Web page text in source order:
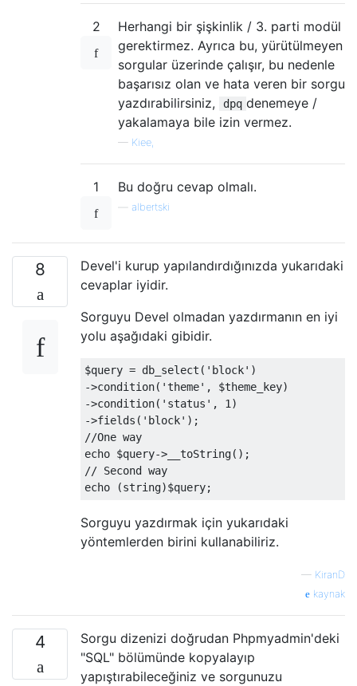
2
Herhangi bir şişkinlik / 3. parti modül
gerektirmez. Ayrıca bu, yürütülmeyen
sorgular üzerinde çalışır, bu nedenle
başarısız olan ve hata veren bir sorgu
yazdırabilirsiniz,
dpq denemeye /
yakalamaya bile izin vermez.
— Kiee,
1 Bu doğru cevap olmalı.
albertski
8
Devel'i kurup yapılandırdığınızda yukarıdaki
cevaplar iyidir.
Sorguyu Devel olmadan yazdırmanın en iyi
yolu aşağıdaki gibidir.
$query = db_select ( 'block' )
->condition( 'theme' , $theme_key)
->condition( 'status' , 1 )
->fields ( 'block' );
//One way
echo $query-> __toString();
// Second way
echo
(string)$query;
Sorguyu yazdırmak için yukarıdaki
yöntemlerden birini kullanabiliriz.
— KiranD
kaynak
4
Sorgu dizenizi doğrudan Phpmyadmin'deki
"SQL" bölümünde kopyalayıp
yapıştırabileceğiniz ve sorgunuzu